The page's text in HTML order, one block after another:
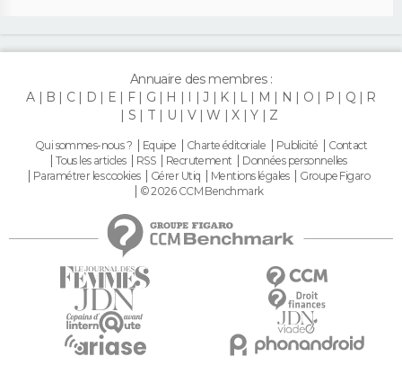
Annuaire des membres :
A
B C D E F G H I J K L M N O P Q
R
S
T U V W X Y Z
Qui sommes-nous ? Equipe Charte éditoriale Publicité
Contact
Tous les articles
RSS Recrutement
Données personnelles
Paramétrer les cookies
Gérer Utiq Mentions légales
Groupe Figaro
© 2026 CCM Benchmark